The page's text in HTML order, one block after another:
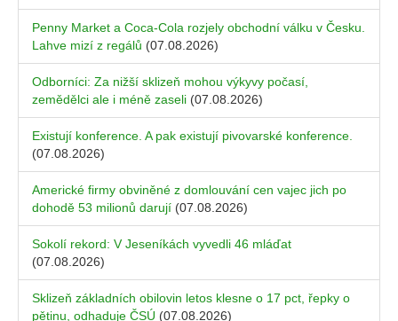
Penny Market a Coca-Cola rozjely obchodní válku v Česku.
Lahve mizí z regálů (07.08.2026)
Odborníci: Za nižší sklizeň mohou výkyvy počasí,
zemědělci ale i méně zaseli (07.08.2026)
Existují konference. A pak existují pivovarské konference.
(07.08.2026)
Americké firmy obviněné z domlouvání cen vajec jich po
dohodě 53 milionů darují (07.08.2026)
Sokolí rekord: V Jeseníkách vyvedli 46 mláďat
(07.08.2026)
Sklizeň základních obilovin letos klesne o 17 pct, řepky o
pětinu, odhaduje ČSÚ (07.08.2026)